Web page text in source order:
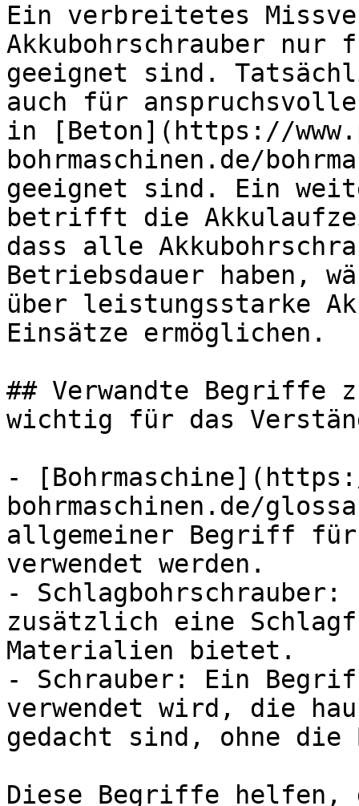
Ein verbreitetes
Akkubohrschrauber
geeignet sind.
auch für
in [Beton](https://
bohrmaschinen.de/
geeignet sind. Ein
betrifft die
dass alle
Betriebsdauer haben,
über leistungsstarke
Einsätze ermöglichen.
## Verwandte Begriffe
wichtig für das
-
bohrmaschinen.de/
allgemeiner Begriff für
verwendet werden.
-
zusätzlich eine
Materialien bietet.
- Schrauber: Ein
verwendet wird, die
gedacht sind, ohne die
Diese Begriffe helfen,